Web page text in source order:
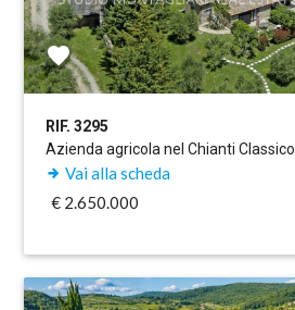
RIF. 3295
Azienda agricola nel Chianti Classico
Vai alla scheda
€ 2.650.000